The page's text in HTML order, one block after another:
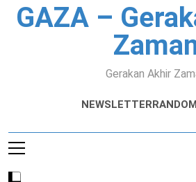
GAZA –
Gerakan Akhir
NEWSLETTER